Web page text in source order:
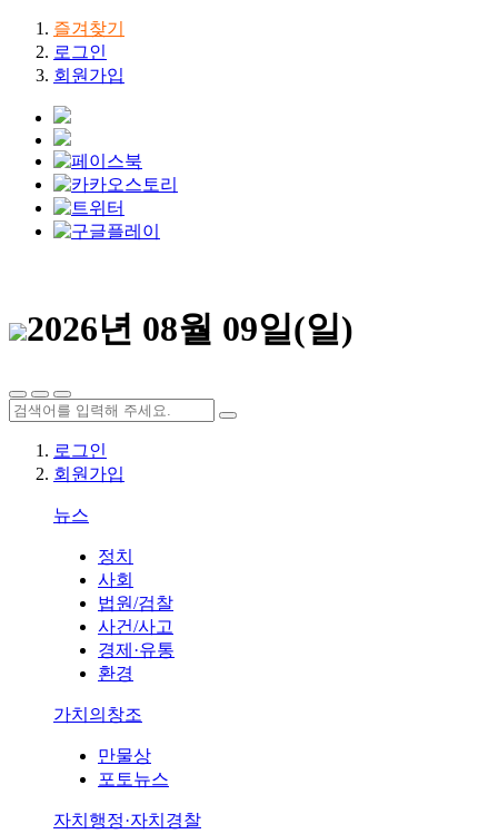
즐겨찾기
로그인
회원가입
2026년 08월 09일(일)
로그인
회원가입
뉴스
정치
사회
법원/검찰
사건/사고
경제·유통
환경
가치의창조
만물상
포토뉴스
자치행정·자치경찰